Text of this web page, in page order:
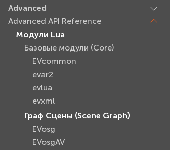
Advanced
Advanced API Reference
Модули Lua
Базовые модули (Core)
EVcommon
evar2
evlua
evxml
Граф Сцены (Scene Graph)
EVosg
EVosgAV